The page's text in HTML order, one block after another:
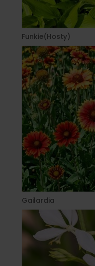
Funkie(Hosty)
Gailardia